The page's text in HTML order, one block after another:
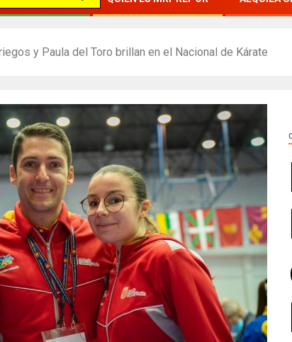
y Paula del Toro brillan en el Nacional de Kárate